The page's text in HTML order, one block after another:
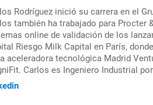
Rodríguez inició su carrera en el
también ha trabajado para Procter
online de validación de los
Riesgo Milk Capital en París,
aceleradora tecnológica Madrid
Carlos es Ingeniero Industrial